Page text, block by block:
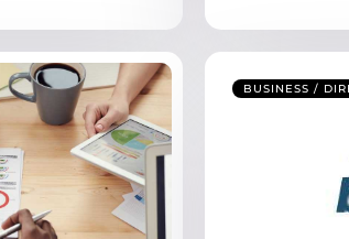
BUSINESS /